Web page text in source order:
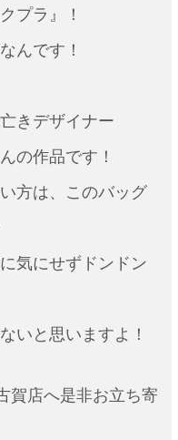
プラ』！
んです！
きデザイナー
の作品です！
方は、このバッグ
気にせずドンドン
いと思いますよ！
賀店へ是非お立ち寄